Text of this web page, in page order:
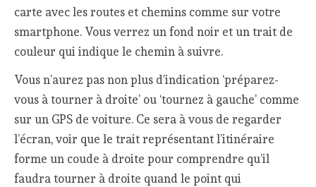
carte avec les routes et chemins comme sur votre
smartphone. Vous verrez un fond noir et un trait de
couleur qui indique le chemin à suivre.
Vous n’aurez pas non plus d’indication ‘préparez-
vous à tourner à droite’ ou ‘tournez à gauche’ comme
sur un GPS de voiture. Ce sera à vous de regarder
l’écran, voir que le trait représentant l’itinéraire
forme un coude à droite pour comprendre qu’il
faudra tourner à droite quand le point qui